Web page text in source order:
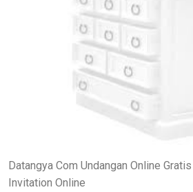
Datangya Com Undangan Online
Invitation Online